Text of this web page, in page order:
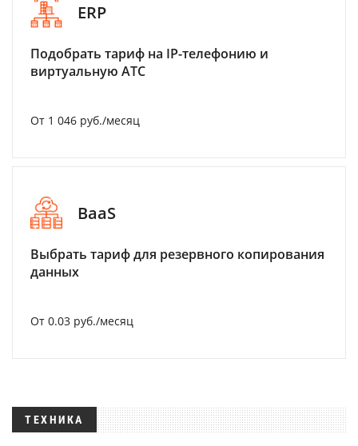
ERP
Подобрать тариф на IP-телефонию и
виртуальную АТС
От 1 046 руб./месяц
BaaS
Выбрать тариф для резервного копирования
данных
От 0.03 руб./месяц
ТЕХНИКА